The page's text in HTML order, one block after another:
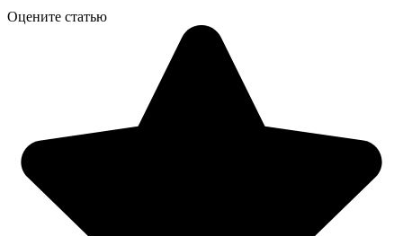
Оцените статью